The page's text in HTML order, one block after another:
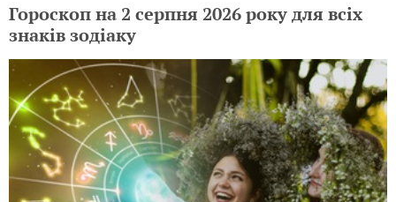
Гороскоп на 2 серпня 2026 року для всіх
знаків зодіаку